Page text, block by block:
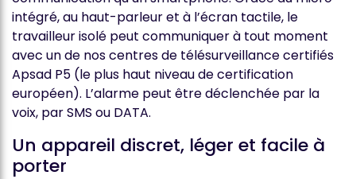
intégré, au haut-parleur et à l’écran tactile, le
travailleur isolé peut communiquer à tout moment
avec un de nos centres de télésurveillance certifiés
Apsad P5 (le plus haut niveau de certification
européen). L’alarme peut être déclenchée par la
voix, par SMS ou DATA.
Un appareil discret, léger et facile à
porter